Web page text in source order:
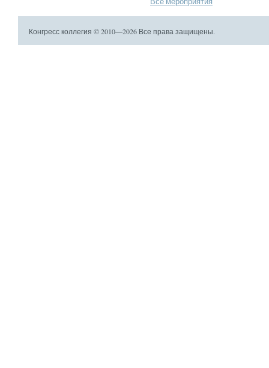
Конгресс коллегия © 2010—2026 Все права защищены.